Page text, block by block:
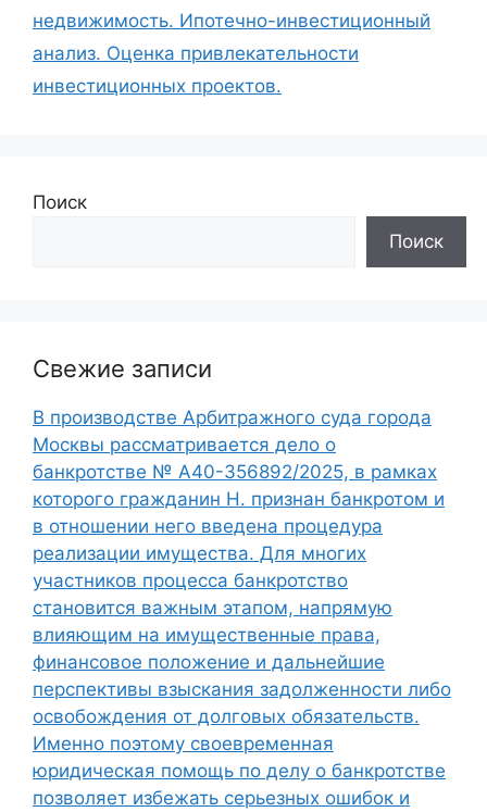
недвижимость. Ипотечно-инвестиционный
анализ. Оценка привлекательности
инвестиционных проектов.
Поиск
Поиск
Свежие записи
В производстве Арбитражного суда города
Москвы рассматривается дело о
банкротстве № А40-356892/2025, в рамках
которого гражданин Н. признан банкротом и
в отношении него введена процедура
реализации имущества. Для многих
участников процесса банкротство
становится важным этапом, напрямую
влияющим на имущественные права,
финансовое положение и дальнейшие
перспективы взыскания задолженности либо
освобождения от долговых обязательств.
Именно поэтому своевременная
юридическая помощь по делу о банкротстве
позволяет избежать серьезных ошибок и